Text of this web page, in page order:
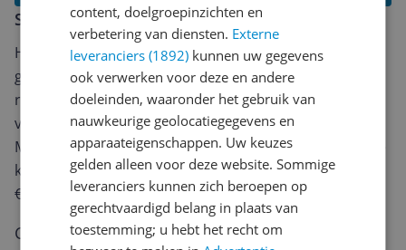
Schrijf een review
Heb jij dit product in bezit en wil je graag je mening
geven? Start dan hieronder met het schrijven van je
review. Afhankelijk van de details duurt het schrijven
van een review gemiddeld tussen de 3 en 10 minuten.
Met jouw mening help je andere bezoekers een betere
keuze te maken én maak je iedere maand kans op
€250,-!
Klik hier voor de actievoorwaarden.
Cijfer
content, doelgroepinzichten en
verbetering van diensten. Externe
leveranciers (1892) kunnen uw gegevens
ook verwerken voor deze en andere
doeleinden, waaronder het gebruik van
nauwkeurige geolocatiegegevens en
apparaateigenschappen. Uw keuzes
gelden alleen voor deze website. Sommige
leveranciers kunnen zich beroepen op
gerechtvaardigd belang in plaats van
toestemming; u hebt het recht om